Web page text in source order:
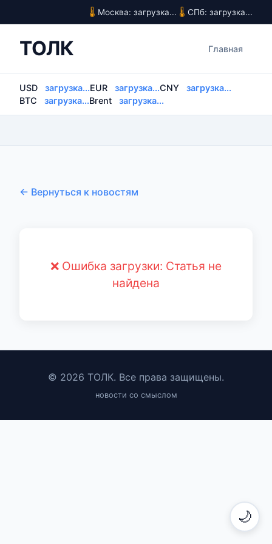
🌙
Москва: загрузка... СПб: загрузка...
ТОЛК Главная
USD загрузка...EUR загрузка...CNY
загрузка...
BTC
загрузка...Brent загрузка...
← Вернуться к новостям
❌ Ошибка загрузки: Статья не
найдена
© 2026 ТОЛК. Все права защищены.
новости со смыслом